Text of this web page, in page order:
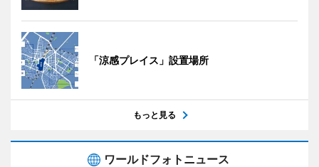
「涼感プレイス」設置場所
もっと見る
ワールドフォトニュース